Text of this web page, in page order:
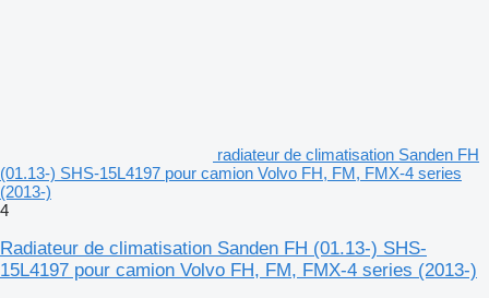
radiateur de climatisation Sanden FH
(01.13-) SHS-15L4197 pour camion Volvo FH, FM, FMX-4 series
(2013-)
4
Radiateur de climatisation Sanden FH (01.13-) SHS-
15L4197 pour camion Volvo FH, FM, FMX-4 series (2013-)